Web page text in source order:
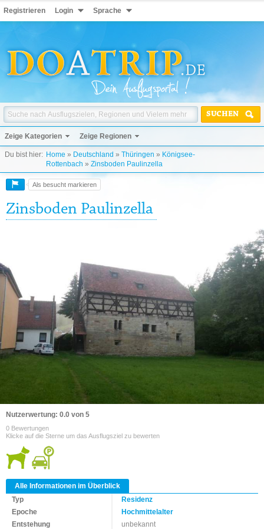
Registrieren Login Sprache
SUCHEN
Zeige Kategorien Zeige Regionen
Du bist hier: Home » Deutschland » Thüringen » Königsee-
Rottenbach » Zinsboden Paulinzella
Als besucht markieren
Zinsboden Paulinzella
Nutzerwertung: 0.0 von 5
0 Bewertungen
Klicke auf die Sterne um das Ausflugsziel zu bewerten
Alle Informationen im Überblick
Typ
Residenz
Epoche
Hochmittelalter
Entstehung
unbekannt